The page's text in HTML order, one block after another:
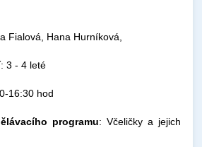
Fialová, Hana Hurníková,
: 3 - 4 leté
16:30 hod
programu: Včeličky a jejich